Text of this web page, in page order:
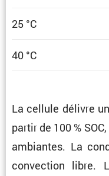
25 °C
40 °C
La cellule délivre
partir de 100 %
ambiantes. La
convec­tion libre.